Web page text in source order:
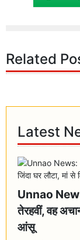
Related
Latest
Unnao
तेरहवीं, वह
आंसू